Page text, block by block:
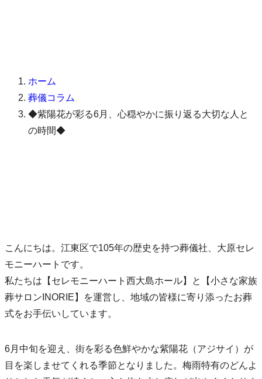
ホーム
葬儀コラム
◆紫陽花が彩る6月、心穏やかに振り返る大切な人と
の時間◆
こんにちは。江東区で105年の歴史を持つ葬儀社、大原セレ
モニーハートです。
私たちは【セレモニーハート西大島ホール】と【小さな家族
葬サロンINORIE】を運営し、地域の皆様に寄り添ったお葬
式をお手伝いしています。
6月中旬を迎え、街を彩る色鮮やかな紫陽花（アジサイ）が
目を楽しませてくれる季節となりました。梅雨特有のどんよ